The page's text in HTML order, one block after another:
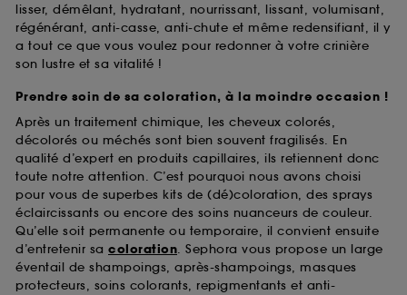
lisser, démêlant, hydratant, nourrissant, lissant, volumisant,
régénérant, anti-casse, anti-chute et même redensifiant, il y
a tout ce que vous voulez pour redonner à votre crinière
son lustre et sa vitalité !
Prendre soin de sa coloration, à la moindre occasion !
Après un traitement chimique, les cheveux colorés,
décolorés ou méchés sont bien souvent fragilisés. En
qualité d’expert en produits capillaires, ils retiennent donc
toute notre attention. C’est pourquoi nous avons choisi
pour vous de superbes kits de (dé)coloration, des sprays
éclaircissants ou encore des soins nuanceurs de couleur.
Qu’elle soit permanente ou temporaire, il convient ensuite
d’entretenir sa coloration. Sephora vous propose un large
éventail de shampoings, après-shampoings, masques
protecteurs, soins colorants, repigmentants et anti-